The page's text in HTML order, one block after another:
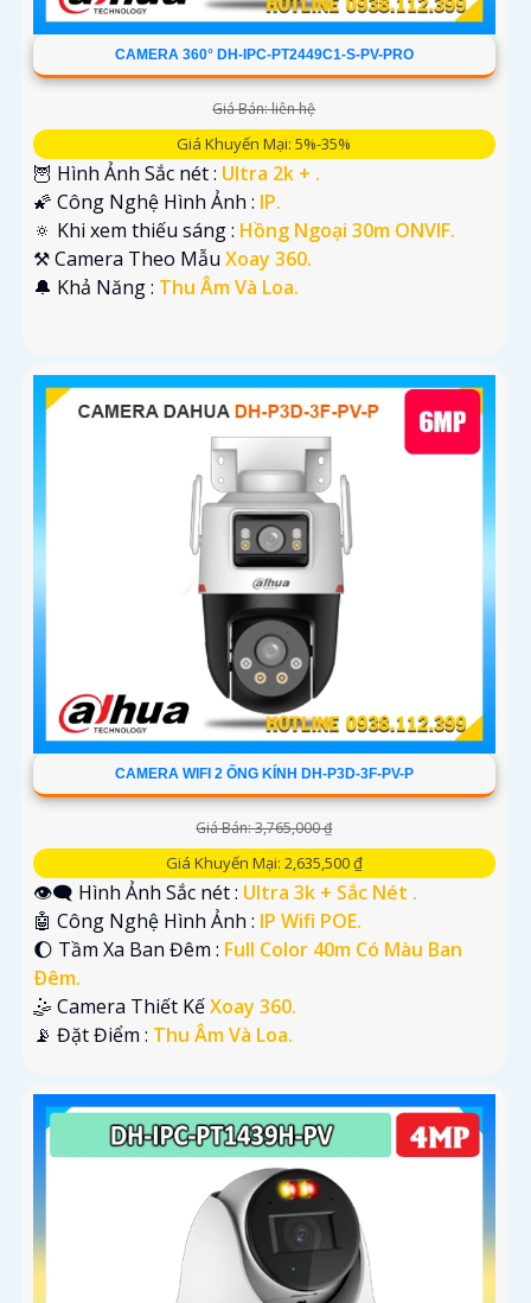
CAMERA 360° DH-IPC-PT2449C1-S-PV-PRO
Giá Bán: liên hệ
Giá Khuyến Mại: 5%-35%
🦉 Hình Ảnh Sắc nét : Ultra 2k + .
🌠 Công Nghệ Hình Ảnh : IP.
🔅 Khi xem thiếu sáng : Hồng Ngoại 30m ONVIF.
⚒ Camera Theo Mẫu Xoay 360.
️🔔 Khả Năng : Thu Âm Và Loa.
CAMERA WIFI 2 ỐNG KÍNH DH-P3D-3F-PV-P
Giá Bán: 3,765,000 ₫
Giá Khuyến Mại: 2,635,500 ₫
👁️‍🗨 Hình Ảnh Sắc nét : Ultra 3k + Sắc Nét .
🤖️ Công Nghệ Hình Ảnh : IP Wifi POE.
🌔 Tầm Xa Ban Đêm : Full Color 40m Có Màu Ban
Ðêm.
🤹 Camera Thiết KếXoay 360.
️📡 Đặt Điểm : Thu Âm Và Loa.